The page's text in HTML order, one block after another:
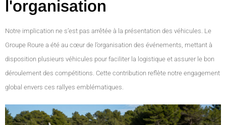
l'organisation
Notre implication ne s’est pas arrêtée à la présentation des véhicules. Le
Groupe Roure a été au cœur de l’organisation des événements, mettant à
disposition plusieurs véhicules pour faciliter la logistique et assurer le bon
déroulement des compétitions. Cette contribution reflète notre engagement
global envers ces rallyes emblématiques.